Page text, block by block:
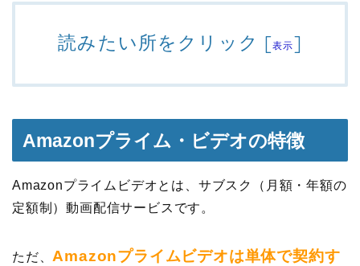
読みたい所をクリック [表示]
Amazonプライム・ビデオの特徴
Amazonプライムビデオとは、サブスク（月額・年額の
定額制）動画配信サービスです。
ただ、 Amazonプライムビデオは単体で契約す